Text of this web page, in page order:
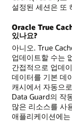
설정된 세션은 또
Oracle True
있나요?
아니오. True
업데이트할 수는
간접적으로 업데
데이터를 기본 데
캐시에서 자동으
Data Guard의 작
많은 리소스를 사
애플리케이션에